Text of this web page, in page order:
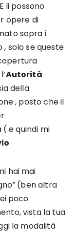
li possono
opere di
sopra i
, solo se queste
Autorità
della
, posto che il
e quindi mi
hai mai
(ben altra
poco
vista la tua
la modalità